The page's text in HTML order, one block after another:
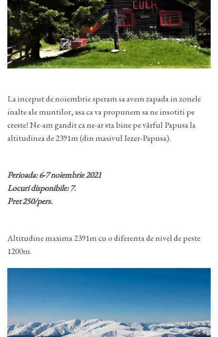
La inceput de noiembrie speram sa avem zapada in zonele
inalte ale muntilor, asa ca va propunem sa ne insotiti pe
creste! Ne-am gandit ca ne-ar sta bine pe vârful Papusa la
altitudinea de 2391m (din masivul Iezer-Papusa).
Perioada: 6-7 noiembrie 2021
Locuri disponibile: 7.
Pret 250/pers.
Altitudine maxima 2391m cu o diferenta de nivel de peste
1200m.